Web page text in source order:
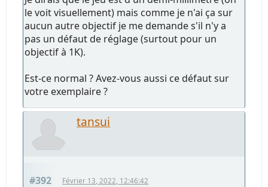
le voit visuellement) mais comme je n'ai ça sur
aucun autre objectif je me demande s'il n'y a
pas un défaut de réglage (surtout pour un
objectif à 1K).
Est-ce normal ? Avez-vous aussi ce défaut sur
votre exemplaire ?
tansui
#392 Février 13, 2022, 12:46:42